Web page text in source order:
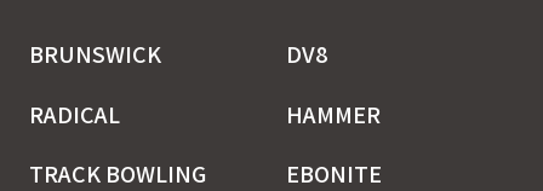
BRUNSWICK
DV8
RADICAL
HAMMER
TRACK BOWLING
EBONITE